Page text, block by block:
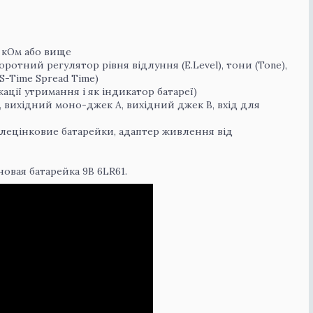
кОм або вище
регулятор рівня відлуння (E.Level), тони (Tone),
Time Spread Time)
утримання і як індикатор батареї)
моно-джек A, вихідний джек B, вхід для
батарейки, адаптер живлення від
батарейка 9В 6LR61.